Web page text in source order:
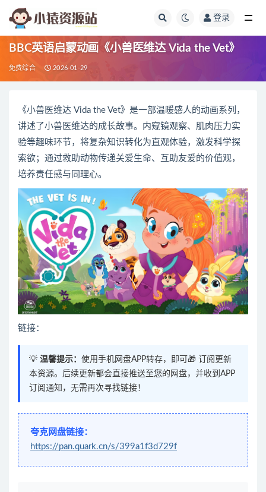
登录
BBC英语启蒙动画《小兽医维达 Vida the Vet》
免费综合 2026-01-29
《小兽医维达 Vida the Vet》是一部温暖感人的动画系列，
讲述了小兽医维达的成长故事。内窥镜观察、肌肉压力实
验等趣味环节，将复杂知识转化为直观体验，激发科学探
索欲；通过救助动物传递关爱生命、互助友爱的价值观，
培养责任感与同理心。
链接：
💡 温馨提示： 使用手机网盘APP转存，即可🎁 订阅更新
本资源。后续更新都会直接推送至您的网盘，并收到APP
订阅通知，无需再次寻找链接！
夸克网盘链接：
https://pan.quark.cn/s/399a1f3d729f